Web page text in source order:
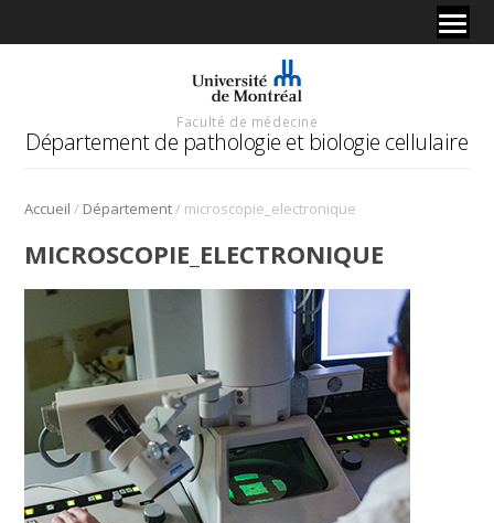
Faculté de médecine
Département de pathologie et biologie cellulaire
Accueil / Département/ microscopie_electronique
MICROSCOPIE_ELECTRONIQUE